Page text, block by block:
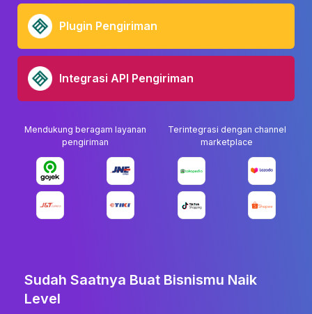
Plugin Pengiriman
Integrasi API Pengiriman
Mendukung beragam layanan
pengiriman
Terintegrasi dengan channel
marketplace
Sudah Saatnya Buat Bisnismu Naik
Level